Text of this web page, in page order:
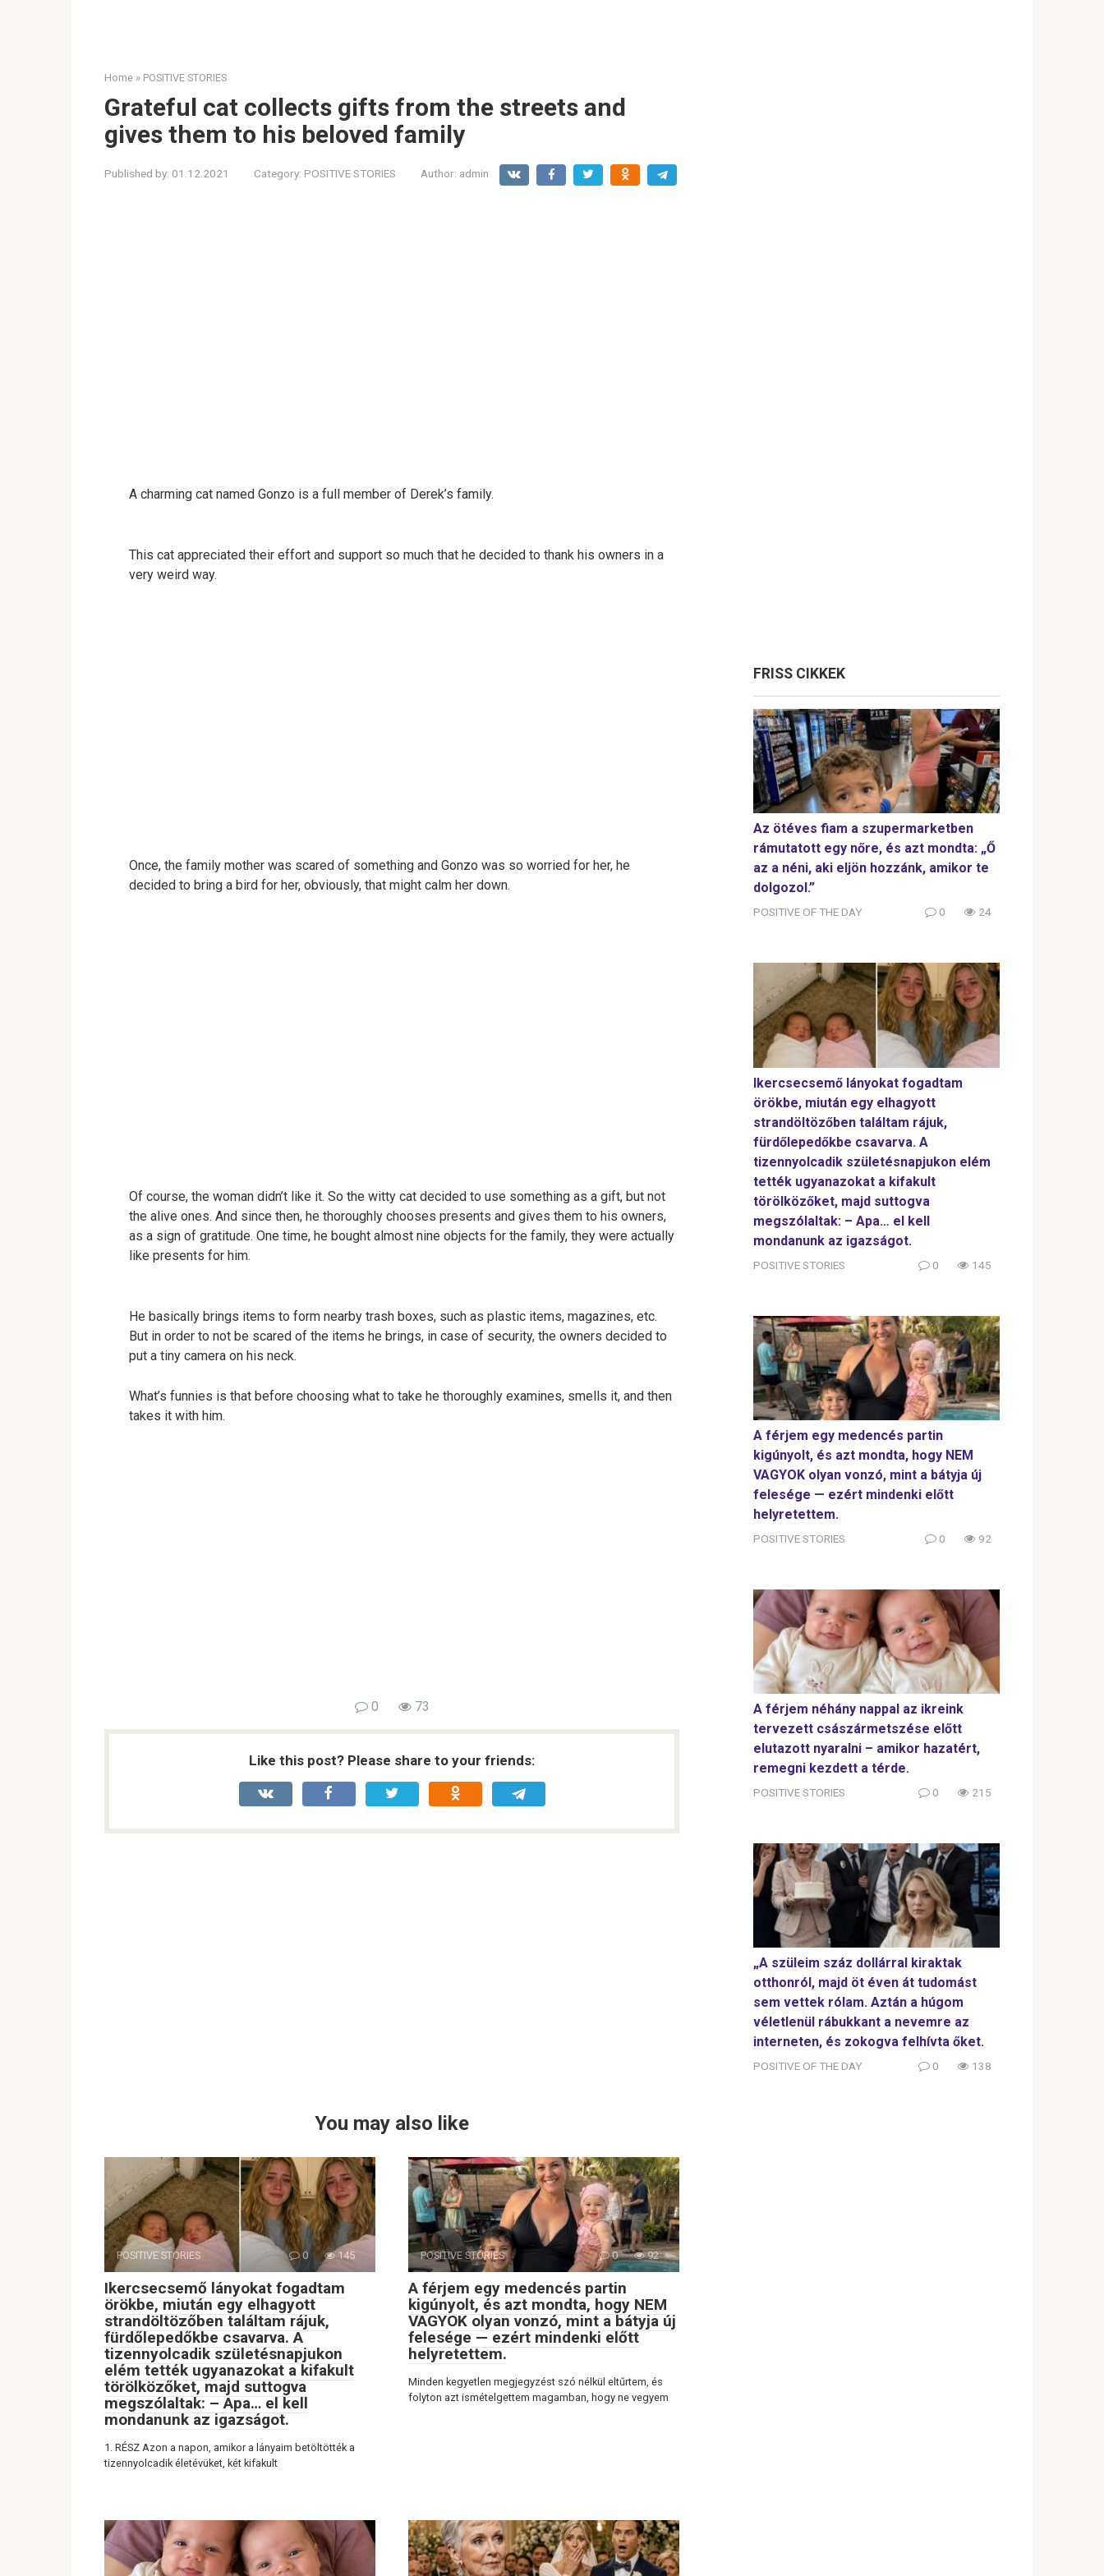
Home » POSITIVE STORIES
Grateful cat collects gifts from the streets and
gives them to his beloved family
Published by: 01.12.2021 Category: POSITIVE STORIES Author: admin
A charming cat named Gonzo is a full member of Derek’s family.
This cat appreciated their effort and support so much that he decided to thank his owners in a
very weird way.
Once, the family mother was scared of something and Gonzo was so worried for her, he
decided to bring a bird for her, obviously, that might calm her down.
Of course, the woman didn’t like it. So the witty cat decided to use something as a gift, but not
the alive ones. And since then, he thoroughly chooses presents and gives them to his owners,
as a sign of gratitude. One time, he bought almost nine objects for the family, they were actually
like presents for him.
He basically brings items to form nearby trash boxes, such as plastic items, magazines, etc.
But in order to not be scared of the items he brings, in case of security, the owners decided to
put a tiny camera on his neck.
What’s funnies is that before choosing what to take he thoroughly examines, smells it, and then
takes it with him.
0 73
Like this post? Please share to your friends:
You may also like
POSITIVE STORIES 0 145
Ikercsecsemő lányokat fogadtam
örökbe, miután egy elhagyott
strandöltözőben találtam rájuk,
fürdőlepedőkbe csavarva. A
tizennyolcadik születésnapjukon
elém tették ugyanazokat a kifakult
törölközőket, majd suttogva
megszólaltak: – Apa… el kell
mondanunk az igazságot.
1. RÉSZ Azon a napon, amikor a lányaim betöltötték a
tizennyolcadik életévüket, két kifakult
POSITIVE STORIES 0 92
A férjem egy medencés partin
kigúnyolt, és azt mondta, hogy NEM
VAGYOK olyan vonzó, mint a bátyja új
felesége — ezért mindenki előtt
helyretettem.
Minden kegyetlen megjegyzést szó nélkül eltűrtem, és
folyton azt ismételgettem magamban, hogy ne vegyem
FRISS CIKKEK
Az ötéves fiam a szupermarketben
rámutatott egy nőre, és azt mondta: „Ő
az a néni, aki eljön hozzánk, amikor te
dolgozol.”
POSITIVE OF THE DAY 0 24
Ikercsecsemő lányokat fogadtam
örökbe, miután egy elhagyott
strandöltözőben találtam rájuk,
fürdőlepedőkbe csavarva. A
tizennyolcadik születésnapjukon elém
tették ugyanazokat a kifakult
törölközőket, majd suttogva
megszólaltak: – Apa… el kell
mondanunk az igazságot.
POSITIVE STORIES 0 145
A férjem egy medencés partin
kigúnyolt, és azt mondta, hogy NEM
VAGYOK olyan vonzó, mint a bátyja új
felesége — ezért mindenki előtt
helyretettem.
POSITIVE STORIES 0 92
A férjem néhány nappal az ikreink
tervezett császármetszése előtt
elutazott nyaralni – amikor hazatért,
remegni kezdett a térde.
POSITIVE STORIES 0 215
„A szüleim száz dollárral kiraktak
otthonról, majd öt éven át tudomást
sem vettek rólam. Aztán a húgom
véletlenül rábukkant a nevemre az
interneten, és zokogva felhívta őket.
POSITIVE OF THE DAY 0 138